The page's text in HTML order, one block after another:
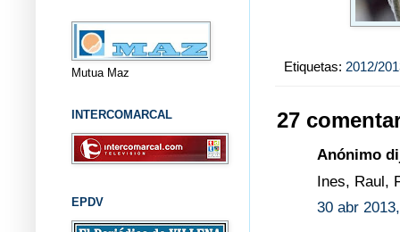
Etiquetas: 2012/
27
Anónimo
Ines, Raul,
30 abr
Mutua Maz
INTERCOMARCAL
EPDV